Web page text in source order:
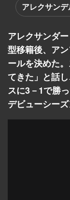
アレクサン
アレクサンダ
型移籍後、ア
ールを決めた
てきた」と話
スに3－1で勝
デビューシー